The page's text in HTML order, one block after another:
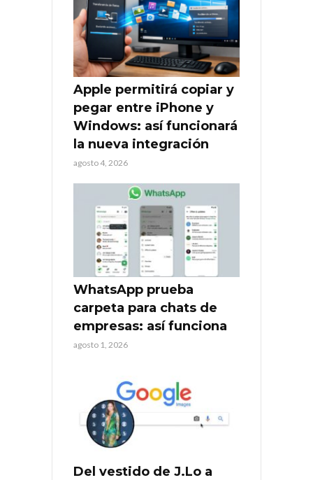
Apple permitirá copiar y
pegar entre iPhone y
Windows: así funcionará
la nueva integración
agosto 4, 2026
WhatsApp prueba
carpeta para chats de
empresas: así funciona
agosto 1, 2026
Del vestido de J.Lo a